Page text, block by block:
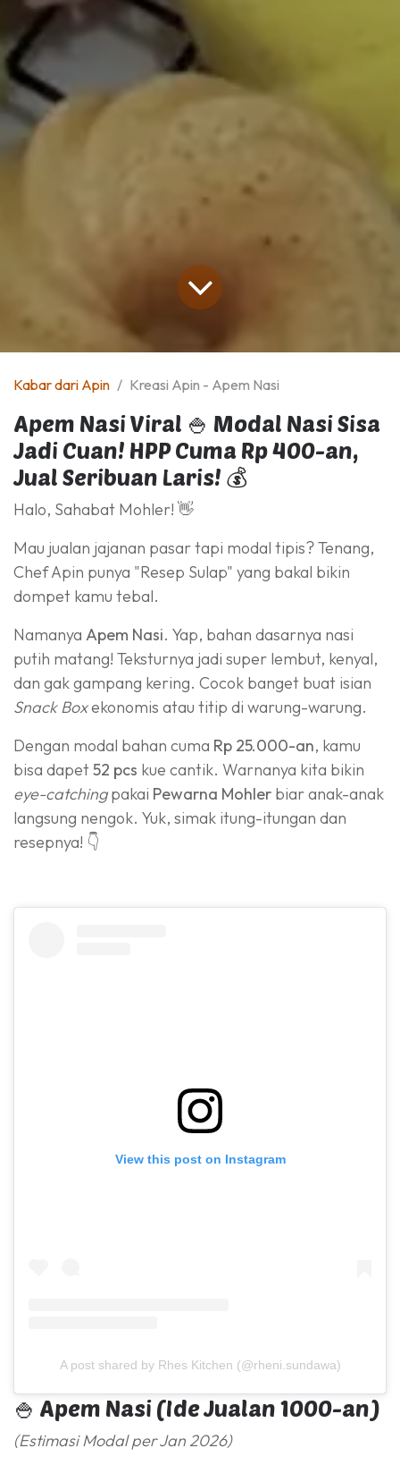
Kabar dari Apin Kreasi Apin - Apem Nasi
Apem Nasi Viral 🍚 Modal Nasi Sisa
Jadi Cuan! HPP Cuma Rp 400-an,
Jual Seribuan Laris! 💰
Halo, Sahabat Mohler! 👋
Mau jualan jajanan pasar tapi modal tipis? Tenang,
Chef Apin punya "Resep Sulap" yang bakal bikin
dompet kamu tebal.
Namanya Apem Nasi. Yap, bahan dasarnya nasi
putih matang! Teksturnya jadi super lembut, kenyal,
dan gak gampang kering. Cocok banget buat isian
Snack Boxekonomis atau titip di warung-warung.
Dengan modal bahan cuma Rp 25.000-an, kamu
bisa dapet52 pcs kue cantik. Warnanya kita bikin
eye-catchingpakai Pewarna Mohler biar anak-anak
langsung nengok. Yuk, simak itung-itungan dan
resepnya! 👇
View this post on Instagram
A post shared by Rhes Kitchen (@rheni.sundawa)
🍚 Apem Nasi (Ide Jualan 1000-an)
(Estimasi Modal per Jan 2026)